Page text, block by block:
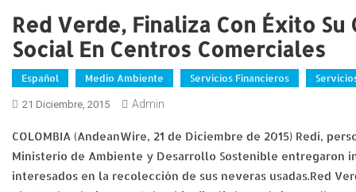
Red Verde, Finaliza Con Éxito
Social En Centros Comerciales
Español Medio Ambiente Servicios Financieros
21 Diciembre, 2015 Admin
COLOMBIA (AndeanWire, 21 de Diciembre de 2015) Redi,
Ministerio de Ambiente y Desarrollo Sostenible entregaron
interesados en la recolección de sus neveras usadas.Red